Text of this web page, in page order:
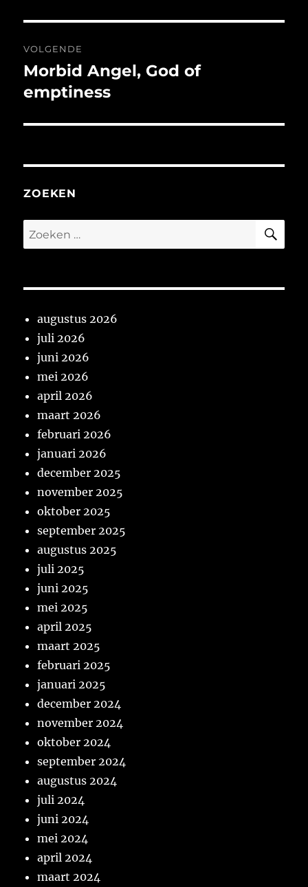
VOLGENDE
Volgend
bericht:
Morbid Angel, God of
emptiness
ZOEKEN
Zoeken
naar:
augustus 2026
juli 2026
juni 2026
mei 2026
april 2026
maart 2026
februari 2026
januari 2026
december 2025
november 2025
oktober 2025
september 2025
augustus 2025
juli 2025
juni 2025
mei 2025
april 2025
maart 2025
februari 2025
januari 2025
december 2024
november 2024
oktober 2024
september 2024
augustus 2024
juli 2024
juni 2024
mei 2024
april 2024
maart 2024